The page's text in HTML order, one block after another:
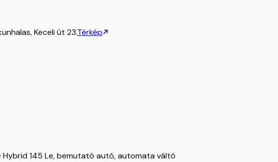
Keceli út 23.Térkép
145 Le, bemutató autó, automata váltó